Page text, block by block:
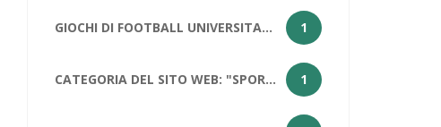
GIOCHI DI FOOTBALL UNIVERSITARI GRATUITI PER STUDENTI 1
CATEGORIA DEL SITO WEB: "SPORT A LOS ANGELES: PERCHÉ LOS ANGELES HA DUE SQUADRE NFL? 1